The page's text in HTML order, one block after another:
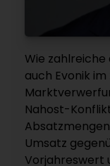
Wie
auch Evonik
Nahost-
Umsatz
Vorjahreswert